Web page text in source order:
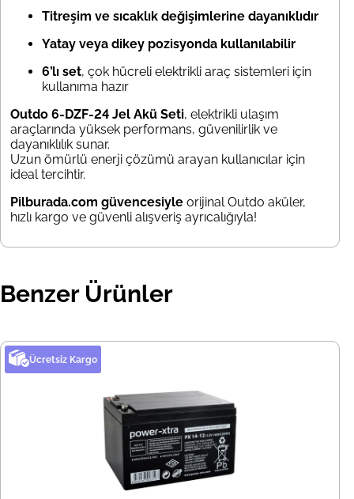
Titreşim ve sıcaklık değişimlerine dayanıklıdır
Yatay veya dikey pozisyonda kullanılabilir
6’lı set, çok hücreli elektrikli araç sistemleri için
kullanıma hazır
Outdo 6-DZF-24 Jel Akü Seti, elektrikli ulaşım
araçlarında yüksek performans, güvenilirlik ve
dayanıklılık sunar.
Uzun ömürlü enerji çözümü arayan kullanıcılar için
ideal tercihtir.
Pilburada.com güvencesiyle orijinal Outdo aküler,
hızlı kargo ve güvenli alışveriş ayrıcalığıyla!
Benzer Ürünler
Ücretsiz Kargo